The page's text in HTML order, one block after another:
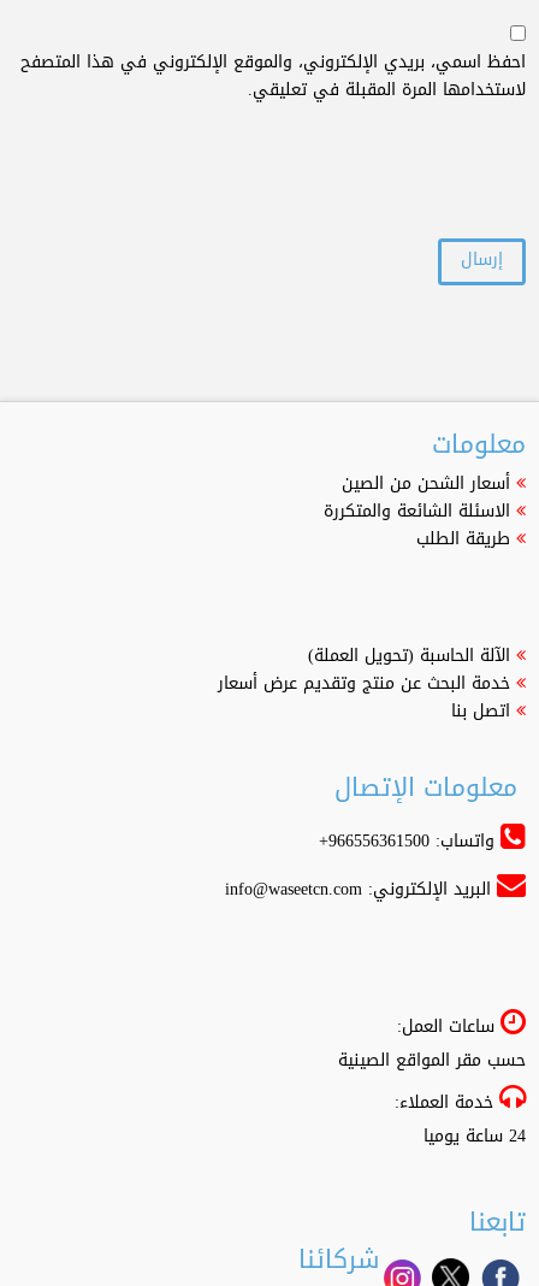
احفظ اسمي، بريدي الإلكتروني، والموقع الإلكتروني في هذا المتصفح
لاستخدامها المرة المقبلة في تعليقي.
معلومات
أسعار الشحن من الصين
الاسئلة الشائعة والمتكررة
طريقة الطلب
الآلة الحاسبة (تحويل العملة)
خدمة البحث عن منتج وتقديم عرض أسعار
اتصل بنا
معلومات الإتصال
واتساب: 966556361500+
البريد الإلكتروني:info@waseetcn.com
ساعات العمل:
حسب مقر المواقع الصينية
خدمة العملاء:
24 ساعة يوميا
تابعنا
شركائنا